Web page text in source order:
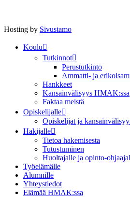
Hosting by Sivustamo
Koulu
Tutkinnot
Perustutkinto
Ammatti- ja
Hankkeet
Kansainvälisyys HMAK:ssa
Faktaa meistä
Opiskelijalle
Opiskelijat ja
Hakijalle
Tietoa hakemisesta
Tutustuminen
Huoltajalle ja opinto-
Työelämälle
Alumnille
Yhteystiedot
Elämää HMAK:ssa